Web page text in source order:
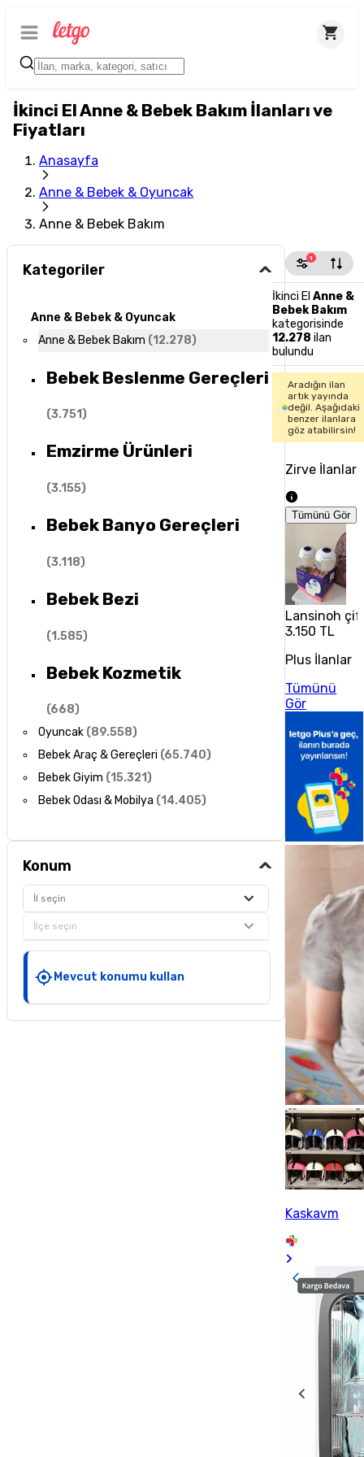
İkinci El Anne & Bebek Bakım İlanları ve
Fiyatları
Anasayfa
Anne & Bebek & Oyuncak
Anne & Bebek Bakım
Kategoriler
Anne & Bebek & Oyuncak
Anne & Bebek Bakım (12.278)
Bebek Beslenme Gereçleri
(3.751)
Emzirme Ürünleri
(3.155)
Bebek Banyo Gereçleri
(3.118)
Bebek Bezi
(1.585)
Bebek Kozmetik
(668)
Oyuncak (89.558)
Bebek Araç & Gereçleri (65.740)
Bebek Giyim (15.321)
Bebek Odası & Mobilya (14.405)
Konum
İl seçin
İlçe seçin
Mevcut konumu kullan
1
İkinci ElAnne &
Bebek Bakım
kategorisinde
12.278 ilan
bulundu
Aradığın ilan
artık yayında
değil. Aşağıdaki
benzer ilanlara
göz atabilirsin!
Zirve İlanlar
Tümünü Gör
Lansinoh
3.150 TL
Plus İlanlar
Tümünü
Gör
Kaskavm